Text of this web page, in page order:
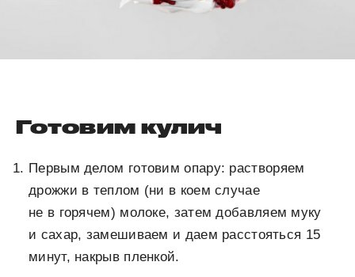
Готовим кулич
Первым делом готовим опару: растворяем
дрожжи в теплом (ни в коем случае
не в горячем) молоке, затем добавляем муку
и сахар, замешиваем и даем расстояться 15
минут, накрыв пленкой.